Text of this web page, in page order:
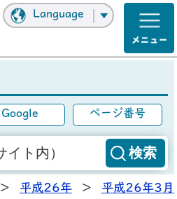
Language
Google ページ番号
> 平成26年 > 平成26年3月